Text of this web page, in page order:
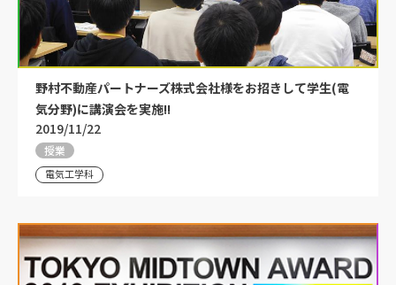
野村不動産パートナーズ株式会社様をお招きして学生(電
気分野)に講演会を実施!!
2019/11/22
授業
電気工学科